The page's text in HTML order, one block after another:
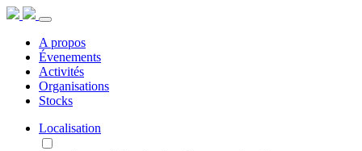
A propos
Évenements
Activités
Organisations
Stocks
Localisation